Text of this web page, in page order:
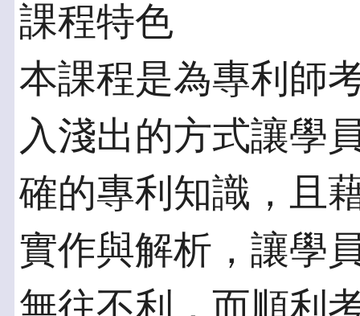
課程特色
本課程是為專利師
入淺出的方式讓學
確的專利知識，且
實作與解析，讓學
無往不利，而順利